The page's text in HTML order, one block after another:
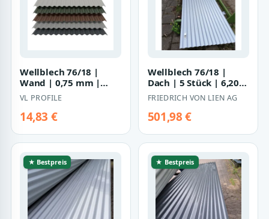
Wellblech 76/18 |
Wand | 0,75 mm |
Stahl | Aluzink, 25 µm
Polyester
VL PROFILE
14,83 €
Wellblech 76/18 |
Dach | 5 Stück | 6,20
m Länge |
Weißaluminium (
RAL…
FRIEDRICH VON LIEN AG
501,98 €
★ Bestpreis ★ Bestpreis